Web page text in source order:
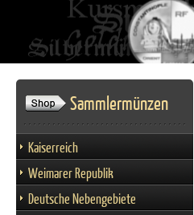
Sammlermünzen
Kaiserreich
Weimarer Republik
Deutsche Nebengebiete